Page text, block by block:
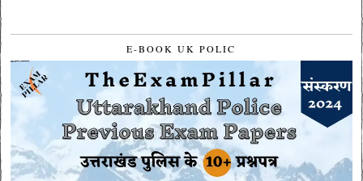
E-BOOK UK POLIC